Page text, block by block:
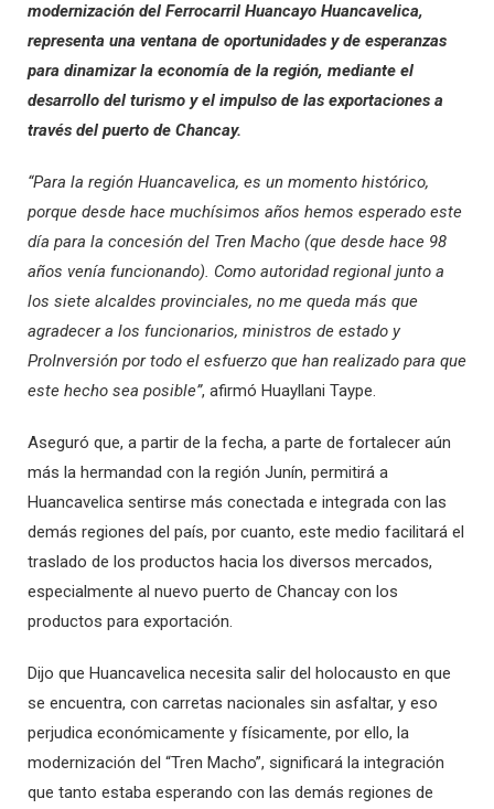
modernización del Ferrocarril Huancayo Huancavelica,
representa una ventana de oportunidades y de esperanzas
para dinamizar la economía de la región, mediante el
desarrollo del turismo y el impulso de las exportaciones a
través del puerto de Chancay.
“Para la región Huancavelica, es un momento histórico,
porque desde hace muchísimos años hemos esperado este
día para la concesión del Tren Macho (que desde hace 98
años venía funcionando). Como autoridad regional junto a
los siete alcaldes provinciales, no me queda más que
agradecer a los funcionarios, ministros de estado y
ProInversión por todo el esfuerzo que han realizado para que
este hecho sea posible”, afirmó Huayllani Taype.
Aseguró que, a partir de la fecha, a parte de fortalecer aún
más la hermandad con la región Junín, permitirá a
Huancavelica sentirse más conectada e integrada con las
demás regiones del país, por cuanto, este medio facilitará el
traslado de los productos hacia los diversos mercados,
especialmente al nuevo puerto de Chancay con los
productos para exportación.
Dijo que Huancavelica necesita salir del holocausto en que
se encuentra, con carretas nacionales sin asfaltar, y eso
perjudica económicamente y físicamente, por ello, la
modernización del “Tren Macho”, significará la integración
que tanto estaba esperando con las demás regiones de